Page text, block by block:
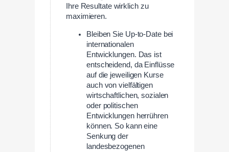
Ihre Resultate wirklich zu
maximieren.
Bleiben Sie Up-to-Date bei
internationalen
Entwicklungen. Das ist
entscheidend, da Einflüsse
auf die jeweiligen Kurse
auch von vielfältigen
wirtschaftlichen, sozialen
oder politischen
Entwicklungen herrühren
können. So kann eine
Senkung der
landesbezogenen